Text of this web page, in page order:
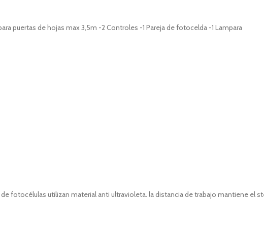
puertas de hojas max 3,5m -2 Controles -1 Pareja de fotocelda -1 Lampara
fotocélulas utilizan material anti ultravioleta. la distancia de trabajo mantiene el